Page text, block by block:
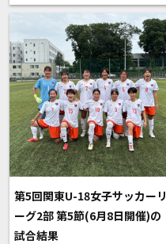
第5回関東U-18女子サッカーリ
ーグ2部 第5節(6月8日開催)の
試合結果